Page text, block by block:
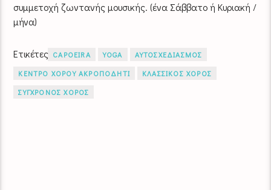
συμμετοχή ζωντανής μουσικής. (ένα Σάββατο ή Κυριακή /
μήνα)
Ετικέτες CAPOEIRA YOGA
ΑΥΤΟΣΧΕΔΙΑΣΜΟΣ
ΚΕΝΤΡΟ ΧΟΡΟΥ ΑΚΡΟΠΟΔΗΤΙ
ΚΛΑΣΣΙΚΟΣ ΧΟΡΟΣ
ΣΥΓΧΡΟΝΟΣ ΧΟΡΟΣ